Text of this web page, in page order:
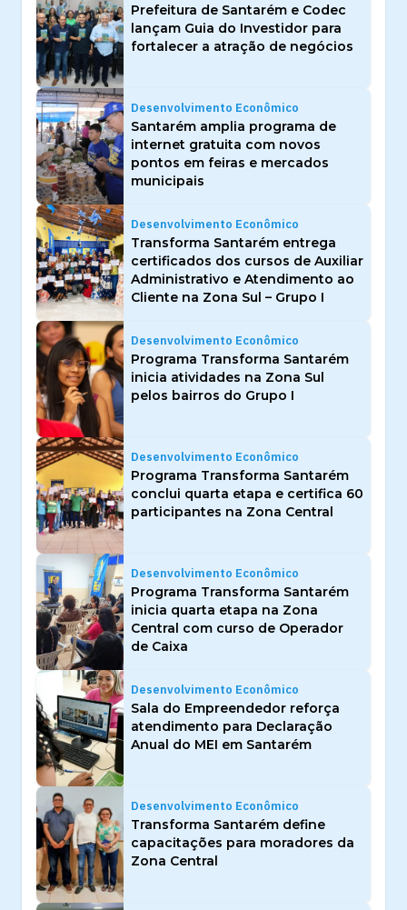
Prefeitura de Santarém e Codec
lançam Guia do Investidor para
fortalecer a atração de negócios
Desenvolvimento Econômico
Santarém amplia programa de
internet gratuita com novos
pontos em feiras e mercados
municipais
Desenvolvimento Econômico
Transforma Santarém entrega
certificados dos cursos de Auxiliar
Administrativo e Atendimento ao
Cliente na Zona Sul – Grupo I
Desenvolvimento Econômico
Programa Transforma Santarém
inicia atividades na Zona Sul
pelos bairros do Grupo I
Desenvolvimento Econômico
Programa Transforma Santarém
conclui quarta etapa e certifica 60
participantes na Zona Central
Desenvolvimento Econômico
Programa Transforma Santarém
inicia quarta etapa na Zona
Central com curso de Operador
de Caixa
Desenvolvimento Econômico
Sala do Empreendedor reforça
atendimento para Declaração
Anual do MEI em Santarém
Desenvolvimento Econômico
Transforma Santarém define
capacitações para moradores da
Zona Central